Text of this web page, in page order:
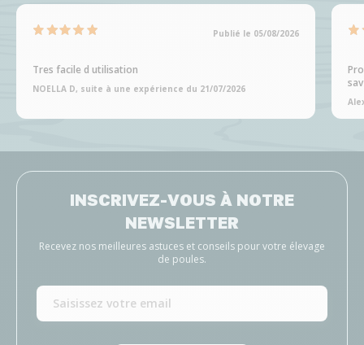
Publié le 05/08/2026
Tres facile d utilisation
NOELLA D, suite à une expérience du 21/07/2026
INSCRIVEZ-VOUS À NOTRE
NEWSLETTER
Recevez nos meilleures astuces et conseils pour votre élevage
de poules.